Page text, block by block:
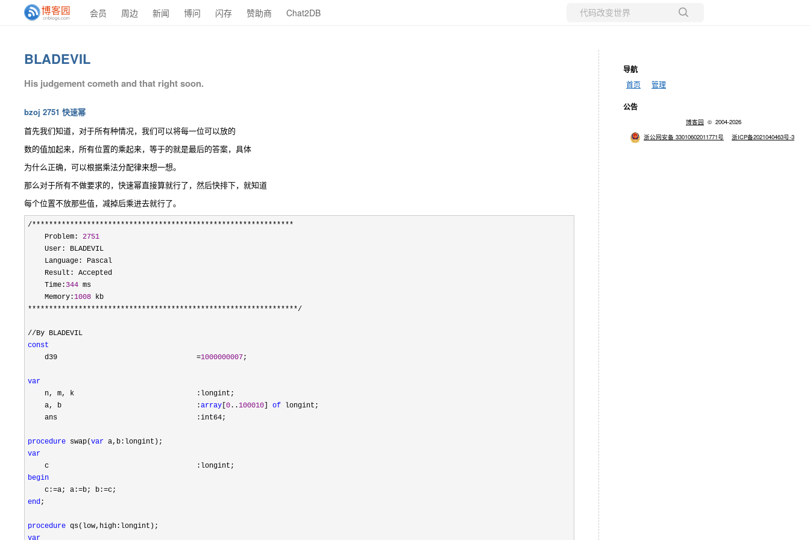
会员 周边 新闻 博问 闪存 赞助商 Chat2DB
BLADEVIL
His judgement cometh and that right soon.
bzoj 2751 快速幂
首先我们知道，对于所有种情况，我们可以将每一位可以放的
数的值加起来，所有位置的乘起来，等于的就是最后的答案，具体
为什么正确，可以根据乘法分配律来想一想。
那么对于所有不做要求的，快速幂直接算就行了，然后快排下，就知道
每个位置不放那些值，减掉后乘进去就行了。
/**************************************************************
    Problem:
2751
    User: BLADEVIL
    Language: Pascal
    Result: Accepted
    Time:
344 ms
    Memory:
1008
****************************************************************/
//
const
    d39
=1000000007;
var
    n, m, k                             :longint;
    a, b                                :
array [0 ..100010] of longint;
    ans                                 :int64;
procedure swap(var
var
begin
    c:
=a; a:=b; b:=
end ;
procedure
var
导航
首页 管理
公告
博客园 © 2004-2026
浙公网安备 33010602011771号
浙ICP备2021040463号-3